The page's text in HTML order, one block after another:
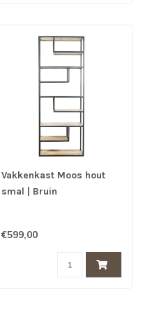
Vakkenkast Moos hout
smal | Bruin
€599,00